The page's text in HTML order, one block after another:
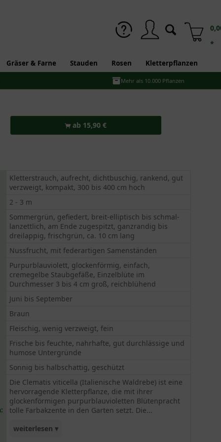
*
Gräser & Farne Stauden Rosen Kletterpflanzen
Mehr als 10.000 Pflanzen
ab 15,90 €
Kletterstrauch, aufrecht, dichtbuschig, rankend, gut
verzweigt, kompakt, 300 bis 400 cm hoch
2 - 3 m
Sommergrün, gefiedert, breit-elliptisch bis schmal-
lanzettlich, am Ende zugespitzt, ganzrandig bis
dreilappig, frischgrün, ca. 10 cm lang
Nussfrucht, mit federartigen Samenständen
Purpurblauviolett, glockenförmig, einfach,
cremegelbe Staubgefäße, Einzelblüte im
Durchmesser 3 bis 4 cm groß, reichblühend
Juni bis September
Braun
Fleischig, wenig verzweigt, fein
Frische bis feuchte, nahrhafte, gut durchlässige und
humose Untergründe
Sonnig bis halbschattig, geschützt
Die Clematis viticella (Italienische Waldrebe) ist eine
hervorragende Kletterpflanze, die mit ihrer
glockenförmigen purpurblauvioletten Blütenpracht
tolle Farbakzente in den Garten setzt. Die...
weiterlesen ▾